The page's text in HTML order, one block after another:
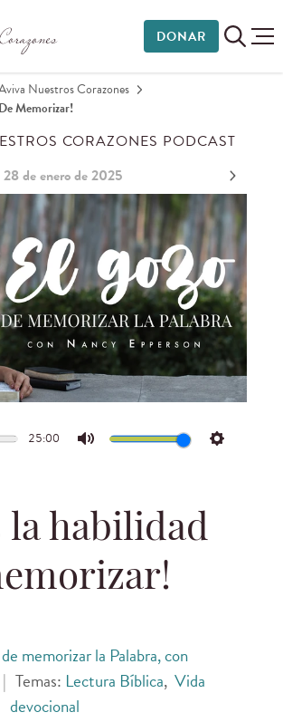
DONAR
Nuestros Corazones
Memorizar!
CORAZONES PODCAST
28 de enero de 2025
25:00
Mute Settings
la habilidad
memorizar la Palabra, con
| Temas: Lectura Bíblica, Vida
devocional